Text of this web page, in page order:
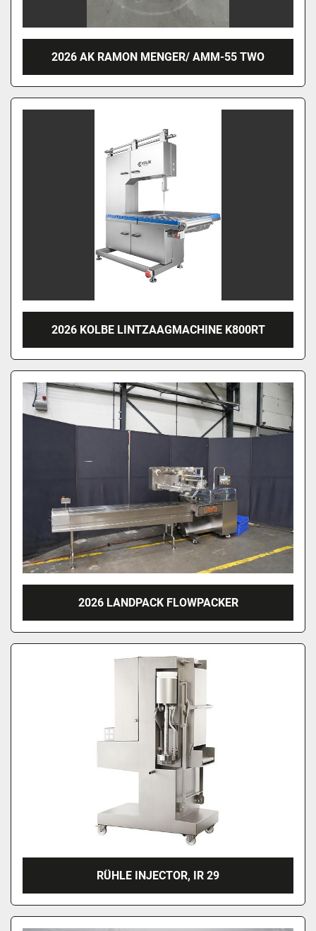
2026 AK RAMON MENGER/ AMM-55 TWO
2026 KOLBE LINTZAAGMACHINE K800RT
2026 LANDPACK FLOWPACKER
RÜHLE INJECTOR, IR 29